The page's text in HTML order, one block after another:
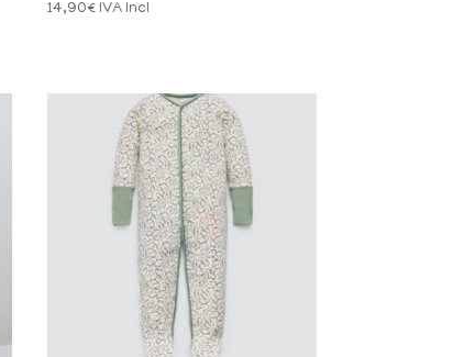
14,90€ IVA Incl